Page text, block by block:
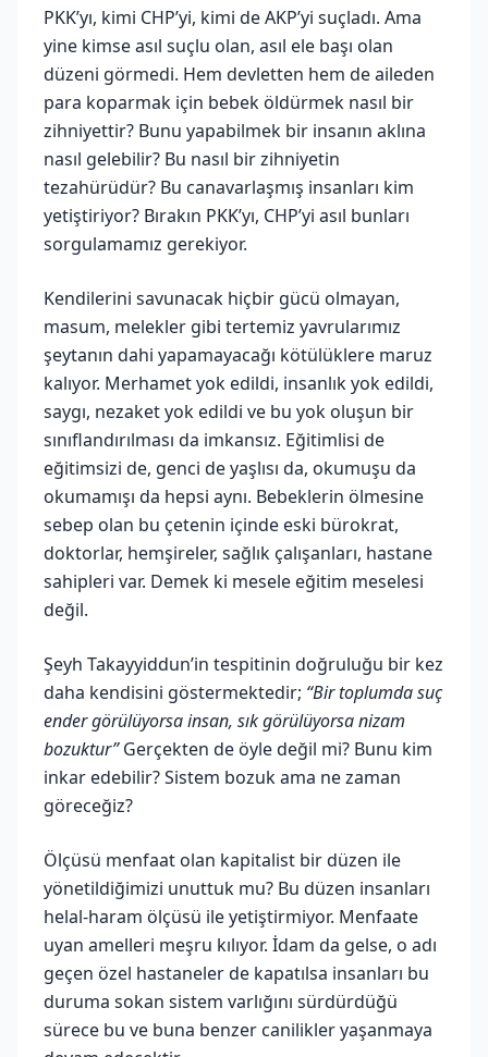
PKK’yı, kimi CHP’yi, kimi de AKP’yi suçladı. Ama
yine kimse asıl suçlu olan, asıl ele başı olan
düzeni görmedi. Hem devletten hem de aileden
para koparmak için bebek öldürmek nasıl bir
zihniyettir? Bunu yapabilmek bir insanın aklına
nasıl gelebilir? Bu nasıl bir zihniyetin
tezahürüdür? Bu canavarlaşmış insanları kim
yetiştiriyor? Bırakın PKK’yı, CHP’yi asıl bunları
sorgulamamız gerekiyor.
Kendilerini savunacak hiçbir gücü olmayan,
masum, melekler gibi tertemiz yavrularımız
şeytanın dahi yapamayacağı kötülüklere maruz
kalıyor. Merhamet yok edildi, insanlık yok edildi,
saygı, nezaket yok edildi ve bu yok oluşun bir
sınıflandırılması da imkansız. Eğitimlisi de
eğitimsizi de, genci de yaşlısı da, okumuşu da
okumamışı da hepsi aynı. Bebeklerin ölmesine
sebep olan bu çetenin içinde eski bürokrat,
doktorlar, hemşireler, sağlık çalışanları, hastane
sahipleri var. Demek ki mesele eğitim meselesi
değil.
Şeyh Takayyiddun’in tespitinin doğruluğu bir kez
daha kendisini göstermektedir; “Bir toplumda suç
ender görülüyorsa insan, sık görülüyorsa nizam
bozuktur”Gerçekten de öyle değil mi? Bunu kim
inkar edebilir? Sistem bozuk ama ne zaman
göreceğiz?
Ölçüsü menfaat olan kapitalist bir düzen ile
yönetildiğimizi unuttuk mu? Bu düzen insanları
helal-haram ölçüsü ile yetiştirmiyor. Menfaate
uyan amelleri meşru kılıyor. İdam da gelse, o adı
geçen özel hastaneler de kapatılsa insanları bu
duruma sokan sistem varlığını sürdürdüğü
sürece bu ve buna benzer canilikler yaşanmaya